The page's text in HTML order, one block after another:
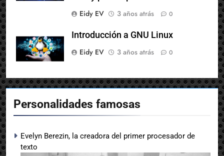
Personalidades famosas
Evelyn Berezin, la creadora del primer procesador de